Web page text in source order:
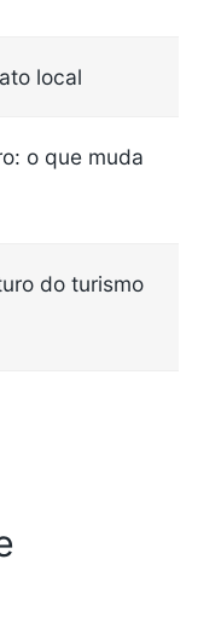
local
o que muda
do turismo